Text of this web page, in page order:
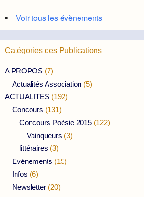
Voir tous les évènements
Catégories des Publications
A PROPOS (7)
Actualités Association (5)
ACTUALITES (192)
Concours (131)
Concours Poésie 2015 (122)
Vainqueurs (3)
littéraires (3)
Evénements (15)
Infos (6)
Newsletter (20)